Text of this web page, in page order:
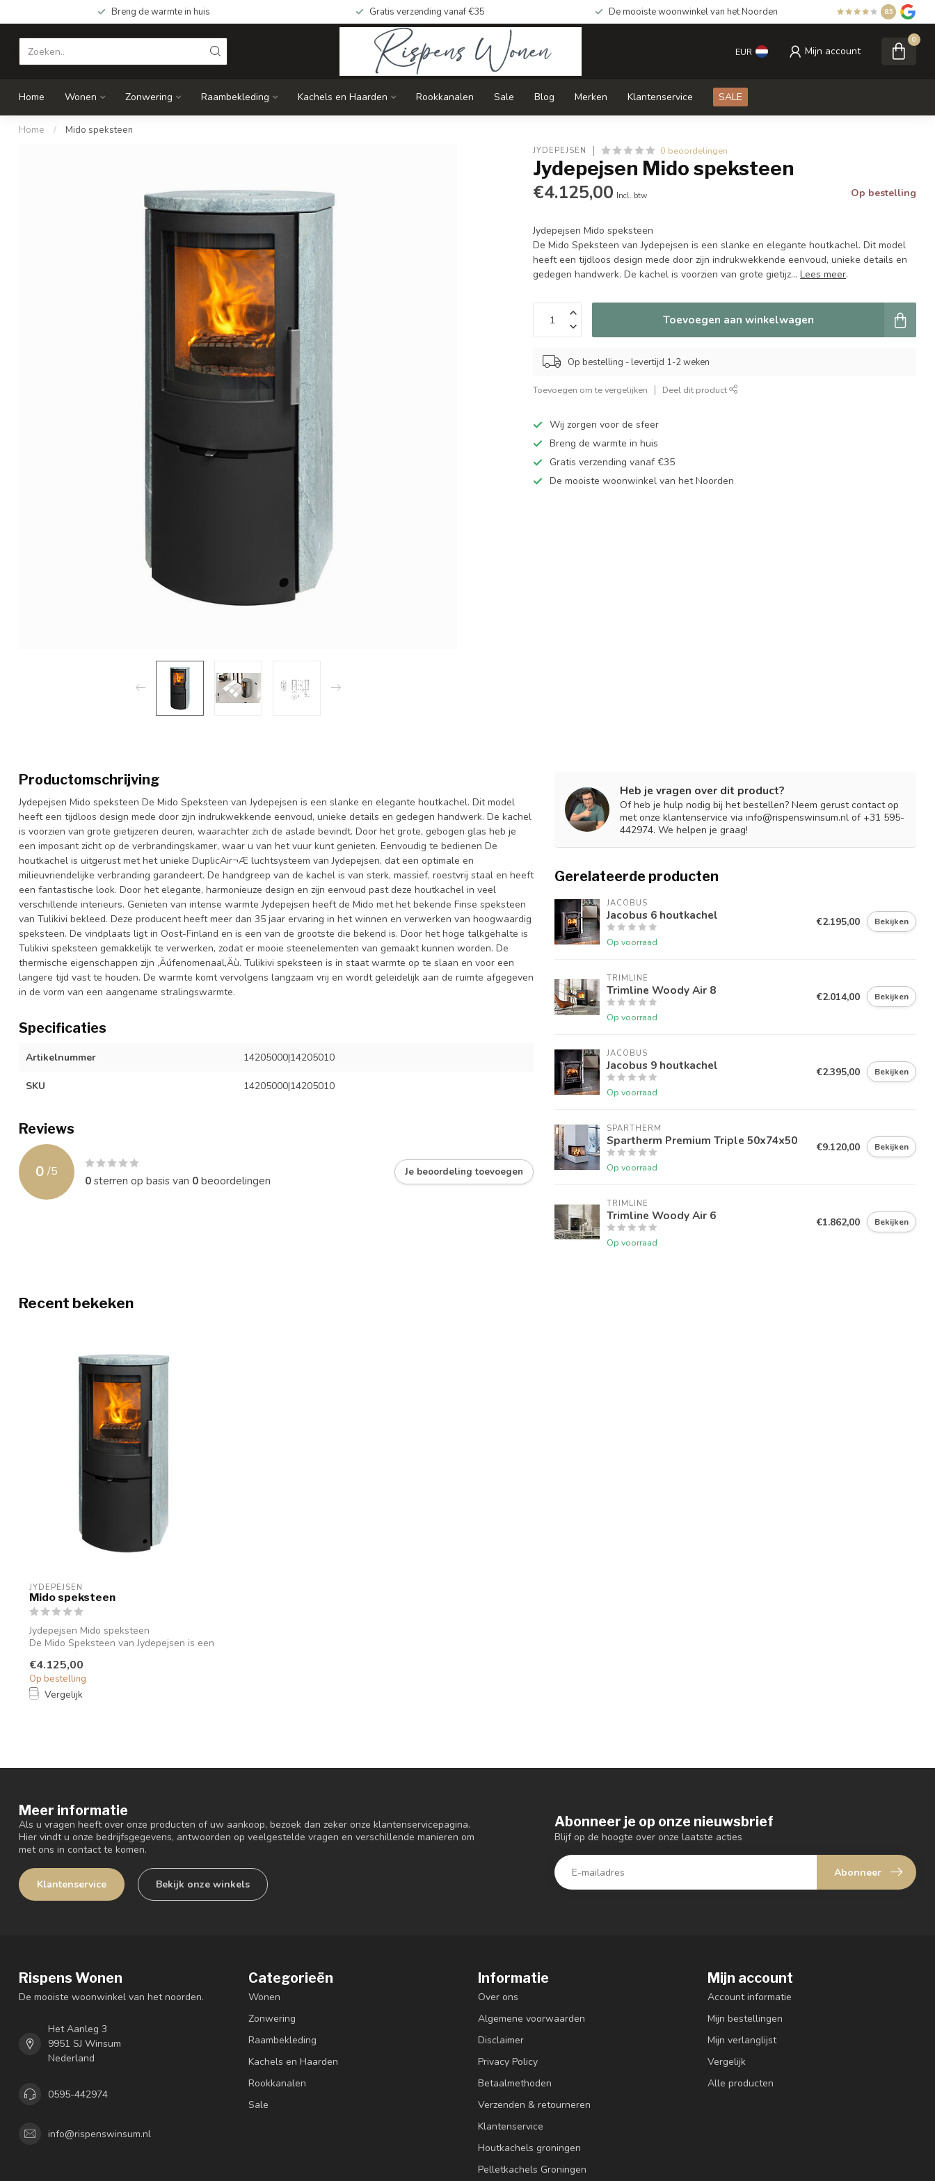
Breng de warmte in huis Gratis verzending vanaf €35 De mooiste woonwinkel van het Noorden 8.5
EUR Mijn account
0
Home Wonen Zonwering Raambekleding Kachels en Haarden Rookkanalen Sale Blog Merken Klantenservice SALE
Home / Mido speksteen
JYDEPEJSEN 0 beoordelingen
Jydepejsen Mido speksteen
€4.125,00 Incl. btw Op bestelling
Jydepejsen Mido speksteen
De Mido Speksteen van Jydepejsen is een slanke en elegante houtkachel. Dit model
heeft een tijdloos design mede door zijn indrukwekkende eenvoud, unieke details en
gedegen handwerk. De kachel is voorzien van grote gietijz...Lees meer.
Toevoegen aan winkelwagen
Op bestelling - levertijd 1-2 weken
Toevoegen om te vergelijken Deel dit product
Wij zorgen voor de sfeer
Breng de warmte in huis
Gratis verzending vanaf €35
De mooiste woonwinkel van het Noorden
Productomschrijving
Jydepejsen Mido speksteen De Mido Speksteen van Jydepejsen is een slanke en elegante houtkachel. Dit model
heeft een tijdloos design mede door zijn indrukwekkende eenvoud, unieke details en gedegen handwerk. De kachel
is voorzien van grote gietijzeren deuren, waarachter zich de aslade bevindt. Door het grote, gebogen glas heb je
een imposant zicht op de verbrandingskamer, waar u van het vuur kunt genieten. Eenvoudig te bedienen De
houtkachel is uitgerust met het unieke DuplicAir¬Æ luchtsysteem van Jydepejsen, dat een optimale en
milieuvriendelijke verbranding garandeert. De handgreep van de kachel is van sterk, massief, roestvrij staal en heeft
een fantastische look. Door het elegante, harmonieuze design en zijn eenvoud past deze houtkachel in veel
verschillende interieurs. Genieten van intense warmte Jydepejsen heeft de Mido met het bekende Finse speksteen
van Tulikivi bekleed. Deze producent heeft meer dan 35 jaar ervaring in het winnen en verwerken van hoogwaardig
speksteen. De vindplaats ligt in Oost-Finland en is een van de grootste die bekend is. Door het hoge talkgehalte is
Tulikivi speksteen gemakkelijk te verwerken, zodat er mooie steenelementen van gemaakt kunnen worden. De
thermische eigenschappen zijn ‚Äúfenomenaal‚Äù. Tulikivi speksteen is in staat warmte op te slaan en voor een
langere tijd vast te houden. De warmte komt vervolgens langzaam vrij en wordt geleidelijk aan de ruimte afgegeven
in de vorm van een aangename stralingswarmte.
Specificaties
Artikelnummer 14205000|14205010
SKU 14205000|14205010
Reviews
0 /5
0sterren op basis van 0beoordelingen
Je beoordeling toevoegen
Heb je vragen over dit product?
Of heb je hulp nodig bij het bestellen? Neem gerust contact op
met onze klantenservice via info@rispenswinsum.nl of +31 595-
442974. We helpen je graag!
Gerelateerde producten
JACOBUS
Jacobus 6 houtkachel
Op voorraad
€2.195,00 Bekijken
TRIMLINE
Trimline Woody Air 8
Op voorraad
€2.014,00 Bekijken
JACOBUS
Jacobus 9 houtkachel
Op voorraad
€2.395,00 Bekijken
SPARTHERM
Spartherm Premium Triple 50x74x50
Op voorraad
€9.120,00 Bekijken
TRIMLINE
Trimline Woody Air 6
Op voorraad
€1.862,00 Bekijken
Recent bekeken
JYDEPEJSEN
Mido speksteen
Jydepejsen Mido speksteen
De Mido Speksteen van Jydepejsen is een
€4.125,00
Op bestelling
Vergelijk
Meer informatie
Als u vragen heeft over onze producten of uw aankoop, bezoek dan zeker onze klantenservicepagina.
Hier vindt u onze bedrijfsgegevens, antwoorden op veelgestelde vragen en verschillende manieren om
met ons in contact te komen.
Klantenservice Bekijk onze winkels
Abonneer je op onze nieuwsbrief
Blijf op de hoogte over onze laatste acties
Abonneer
Rispens Wonen
De mooiste woonwinkel van het noorden.
Het Aanleg 3
9951 SJ Winsum
Nederland
0595-442974
info@rispenswinsum.nl
Categorieën
Wonen
Zonwering
Raambekleding
Kachels en Haarden
Rookkanalen
Sale
Informatie
Over ons
Algemene voorwaarden
Disclaimer
Privacy Policy
Betaalmethoden
Verzenden & retourneren
Klantenservice
Houtkachels groningen
Pelletkachels Groningen
Mijn account
Account informatie
Mijn bestellingen
Mijn verlanglijst
Vergelijk
Alle producten